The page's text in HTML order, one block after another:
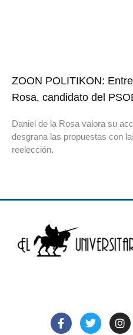
ZOON POLITIKON:
Rosa, candidato del
Daniel de la Rosa valora su
desgrana las propuestas con
reelección.